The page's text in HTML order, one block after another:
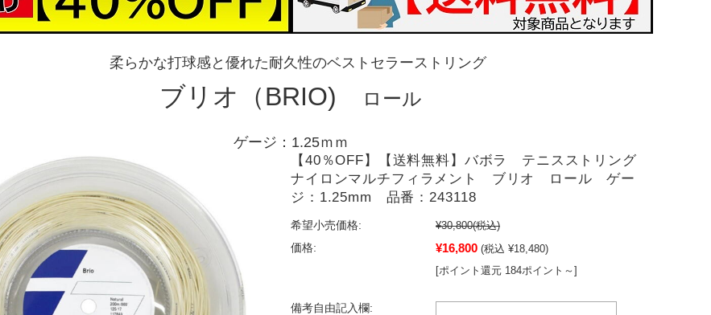
柔らかな打球感と優れた耐久性のベストセラーストリング
ブリオ（BRIO) ロール
ゲージ：1.25ｍｍ
【40％OFF】【送料無料】バボラ テニスストリング
ナイロンマルチフィラメント ブリオ ロール ゲー
ジ：1.25mm 品番：243118
希望小売価格: ¥30,800(税込)
価格:
¥16,800 (税込 ¥18,480)
[ポイント還元 184ポイント～]
備考自由記入欄: